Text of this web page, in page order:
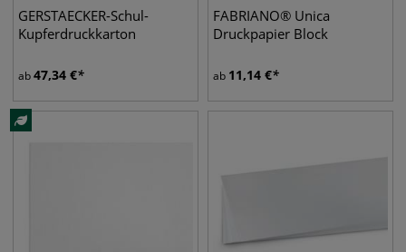
GERSTAECKER-Schul-
Kupferdruckkarton
ab47,34 €
FABRIANO® Unica
Druckpapier Block
ab 11,14 €